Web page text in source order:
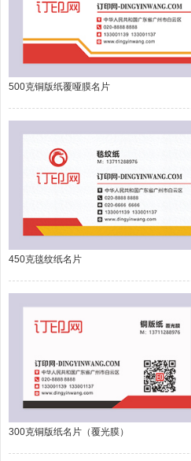
500克铜版纸覆哑膜名片
450克毯纹纸名片
300克铜版纸名片（覆光膜）